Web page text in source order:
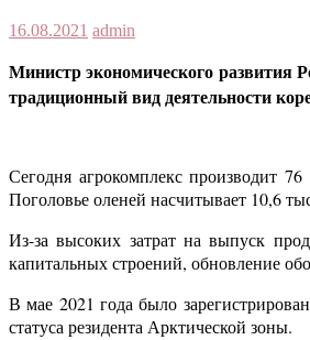
16.08.2021 admin
Министр экономического развития
традиционный вид деятельности
Сегодня агрокомплекс производит
Поголовье оленей насчитывает 10,6
Из-за высоких затрат на выпуск
капитальных строений, обновление
В мае 2021 года было
статуса резидента Арктической зоны.